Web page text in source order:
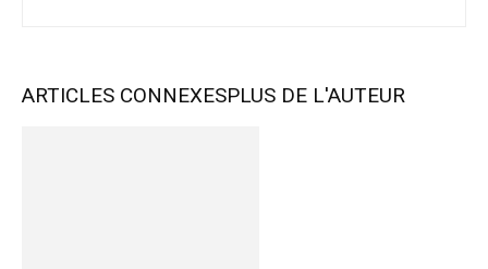
ARTICLES CONNEXESPLUS DE L'AUTEUR